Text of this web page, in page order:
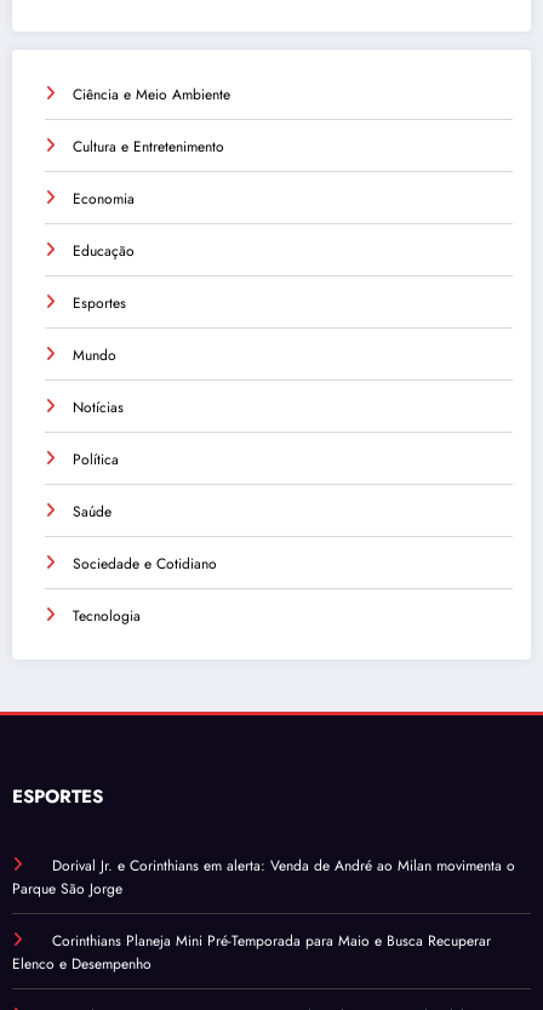
Ciência e Meio Ambiente
Cultura e Entretenimento
Economia
Educação
Esportes
Mundo
Notícias
Política
Saúde
Sociedade e Cotidiano
Tecnologia
ESPORTES
Dorival Jr. e Corinthians em alerta: Venda de André ao Milan movimenta o
Parque São Jorge
Corinthians Planeja Mini Pré-Temporada para Maio e Busca Recuperar
Elenco e Desempenho